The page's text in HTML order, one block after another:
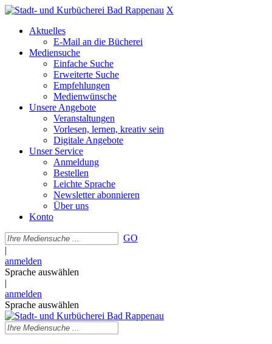
X
Aktuelles
E-Mail an die Bücherei
Mediensuche
Einfache Suche
Erweiterte Suche
Empfehlungen
Medienwünsche
Unsere Angebote
Veranstaltungen
Vorlesen, lernen, kreativ sein
Digitale Angebote
Unser Service
Anmeldung
Bestellen
Leichte Sprache
Newsletter abonnieren
Über uns
Konto
GO
|
anmelden
Sprache auswählen
|
anmelden
Sprache auswählen